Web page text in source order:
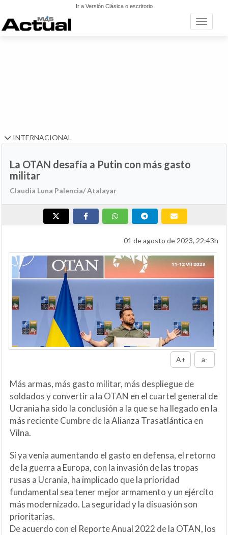
Ir a Versión Clásica o escritorio
Toggle
INTERNACIONAL
La OTAN desafía a Putin con más gasto
militar
Claudia Luna Palencia/ Atalayar
01 de agosto de 2023, 22:43h
A+ a-
Más armas, más gasto militar, más despliegue de
soldados y convertir a la OTAN en el cuartel general de
Ucrania ha sido la conclusión a la que se ha llegado en la
más reciente Cumbre de la Alianza Trasatlántica en
Vilna.
Si ya venía aumentando el gasto en defensa, el retorno
de la guerra a Europa, con la invasión de las tropas
rusas a Ucrania, ha implicado que la prioridad
fundamental sea tener mejor armamento y un ejército
más modernizado. La seguridad y la disuasión son
prioritarias.
De acuerdo con el Reporte Anual 2022 de la OTAN, los